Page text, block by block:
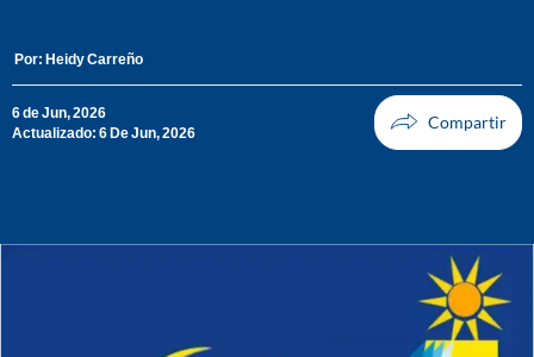
Por: Heidy Carreño
6 de Jun, 2026
Actualizado: 6 De Jun, 2026